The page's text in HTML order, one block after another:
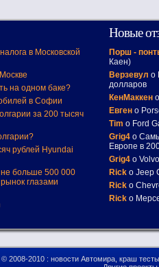
в Московской
на одном баке?
в Софии
за 200 тысяч
рублей Hyundai
больше 500 000
глазами
Новые
Порш -
Каен)
Верзевул о
долларов
КенМаккен
Евген о
Tim о Ford
Grig4 о
Европе в
Grig4 о
Rick о Jeep
Rick о
Rick о
© 2008-2010 : новости Автомира, краш